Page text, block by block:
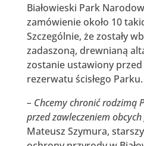
Białowieski Park
zamówienie około 10
Szczególnie, że zostały
zadaszoną, drewnianą
zostanie ustawiony
rezerwatu ścisłego Parku.
– Chcemy chronić rodzimą
przed zawleczeniem
Mateusz Szymura,